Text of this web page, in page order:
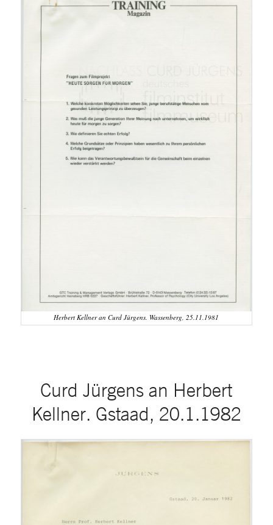
Herbert Kellner an Curd Jürgens. Wassenberg, 25.11.1981
Curd Jürgens an Herbert
Kellner. Gstaad, 20.1.1982